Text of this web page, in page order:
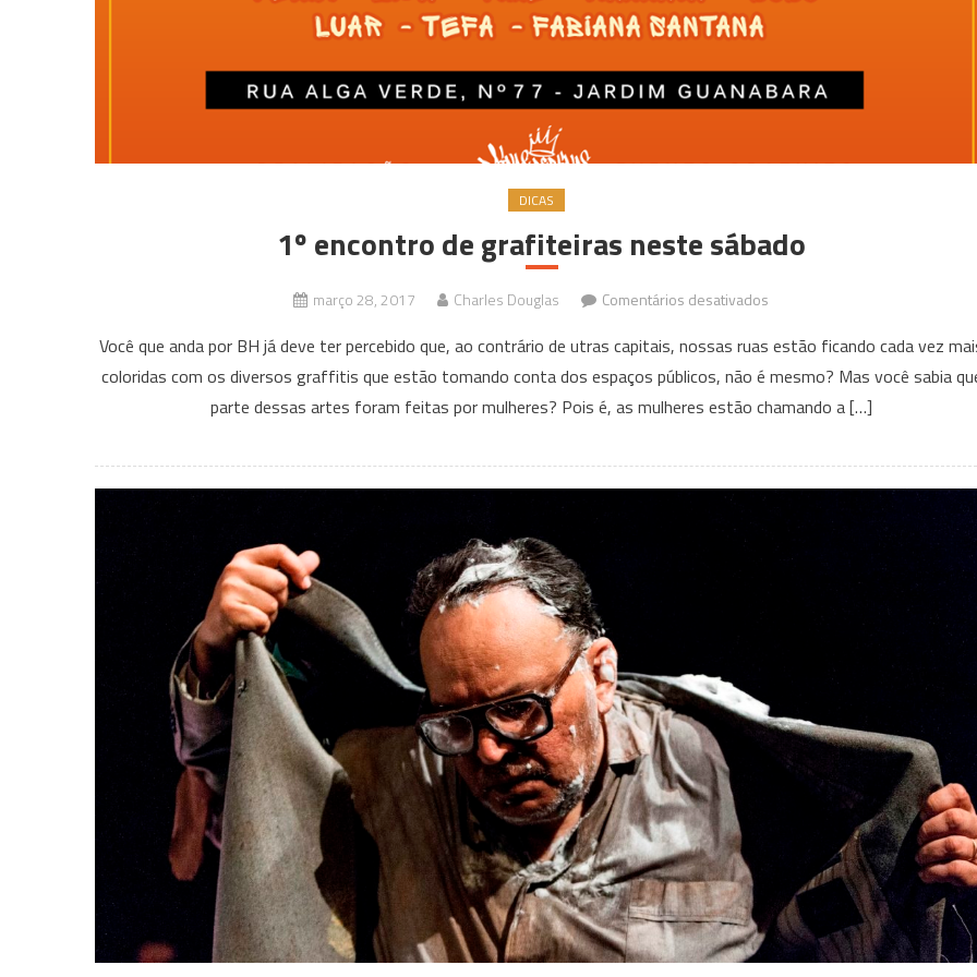
DICAS
1º encontro de grafiteiras neste sábado
março 28, 2017 Charles Douglas Comentários desativadosem
encontro
de
grafiteiras
sábado
Você que anda por BH já deve ter percebido que, ao contrário de utras capitais, nossas ruas estão ficando cada vez
coloridas com os diversos graffitis que estão tomando conta dos espaços públicos, não é mesmo? Mas você sabia
parte dessas artes foram feitas por mulheres? Pois é, as mulheres estão chamando a […]